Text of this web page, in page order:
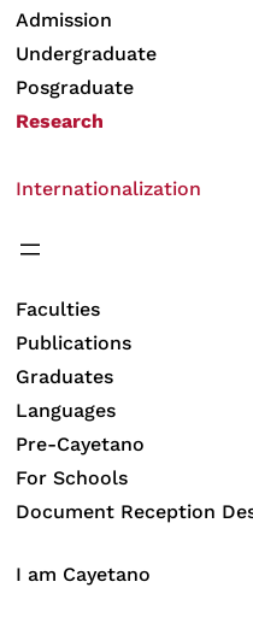
Admission
Undergraduate
Posgraduate
Research
Internationalization
Faculties
Publications
Graduates
Languages
Pre-Cayetano
For Schools
Document Reception
I am Cayetano